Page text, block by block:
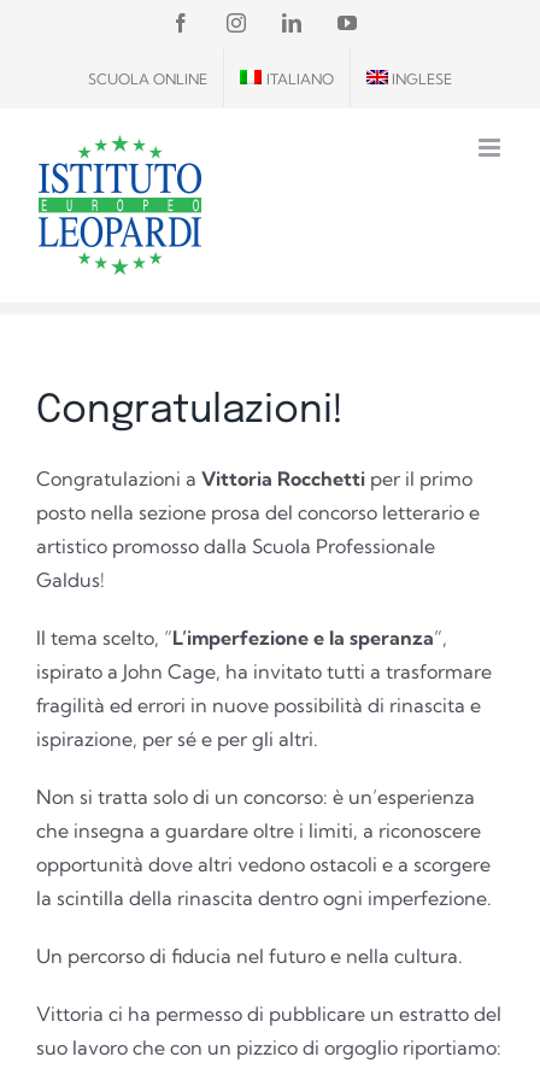
contenuto
FACEBOOKINSTAGRAM
LINKEDINYOUTUBE
SCUOLA ONLINE ITALIANO INGLESE
Congratulazioni!
Congratulazioni a Vittoria Rocchettiper il primo
posto nella sezione prosa del concorso letterario e
artistico promosso dalla Scuola Professionale
Galdus!
Il tema scelto, “L’imperfezione e la speranza”,
ispirato a John Cage, ha invitato tutti a trasformare
fragilità ed errori in nuove possibilità di rinascita e
ispirazione, per sé e per gli altri.
Non si tratta solo di un concorso: è un’esperienza
che insegna a guardare oltre i limiti, a riconoscere
opportunità dove altri vedono ostacoli e a scorgere
la scintilla della rinascita dentro ogni imperfezione.
Un percorso di fiducia nel futuro e nella cultura.
Vittoria ci ha permesso di pubblicare un estratto del
suo lavoro che con un pizzico di orgoglio riportiamo: